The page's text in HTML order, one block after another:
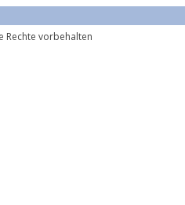
Rechte vorbehalten